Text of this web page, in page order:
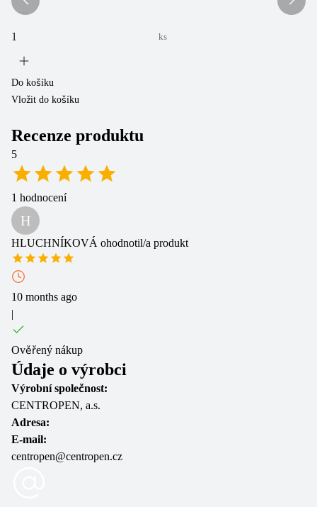
ks
Do košíku
Vložit do košíku
Recenze produktu
5
1 hodnocení
H
HLUCHNÍKOVÁ ohodnotil/a produkt
10 months ago
|
Ověřený nákup
Údaje o výrobci
Výrobní společnost:
CENTROPEN, a.s.
Adresa:
E-mail:
centropen@centropen.cz